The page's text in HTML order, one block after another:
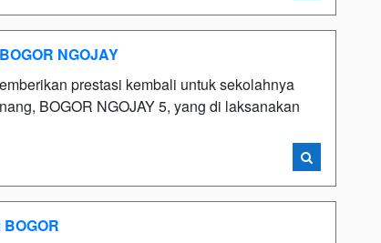
NGOJAY
prestasi kembali untuk sekolahnya
BOGOR NGOJAY 5, yang di laksanakan